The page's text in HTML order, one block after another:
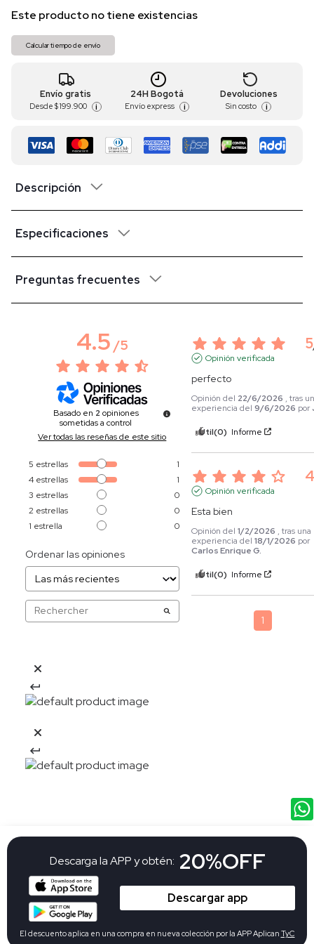
Este producto no tiene existencias
Calcular tiempo de envío
Envío gratis
Desde $ 199.900 i
24H Bogotá
Envío express i
Devoluciones
Sin costo i
Descripción
Especificaciones
Preguntas frecuentes
4.5/5
Basado en 2 opiniones
sometidas a control
Ver todas las reseñas de este sitio
5 estrellas
1
4 estrellas
1
3 estrellas
0
2 estrellas
0
1 estrella 0
Ordenar las opiniones
5
Opinión verificada
perfecto
Opinión del 22/6/2026 , tras
experiencia del9/6/2026 por
Útil(0) Informe
Opinión verificada
Esta bien
Opinión del1/2/2026 , tras una
experiencia del18/1/2026 por
Carlos Enrique G.
Útil(0) Informe
1
Descarga la APP y obtén: 20%OFF
Descargar app
El descuento aplica en una compra en nueva colección por la APP Aplican TyC